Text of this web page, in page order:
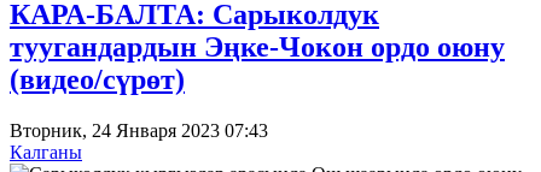
КАРА-БАЛТА: Сарыколдук
туугандардын Эңке-Чокон ордо оюну
(видео/сүрөт)
Вторник, 24 Января 2023 07:43
Калганы